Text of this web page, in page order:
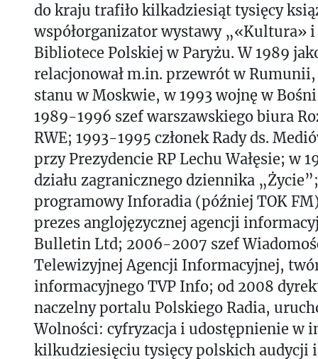
do kraju trafiło kilkadziesiąt tysięcy
współorganizator wystawy „«Kultura»
Bibliotece Polskiej w Paryżu. W 1989
relacjonował m.in. przewrót w Rumunii,
stanu w Moskwie, w 1993 wojnę w
1989-1996 szef warszawskiego biura
RWE; 1993-1995 członek Rady ds.
przy Prezydencie RP Lechu Wałęsie; w
działu zagranicznego dziennika
programowy Inforadia (później TOK
prezes anglojęzycznej agencji
Bulletin Ltd; 2006-2007 szef
Telewizyjnej Agencji Informacyjnej,
informacyjnego TVP Info; od 2008
naczelny portalu Polskiego Radia,
Wolności: cyfryzacja i udostępnienie w
kilkudziesięciu tysięcy polskich audycji